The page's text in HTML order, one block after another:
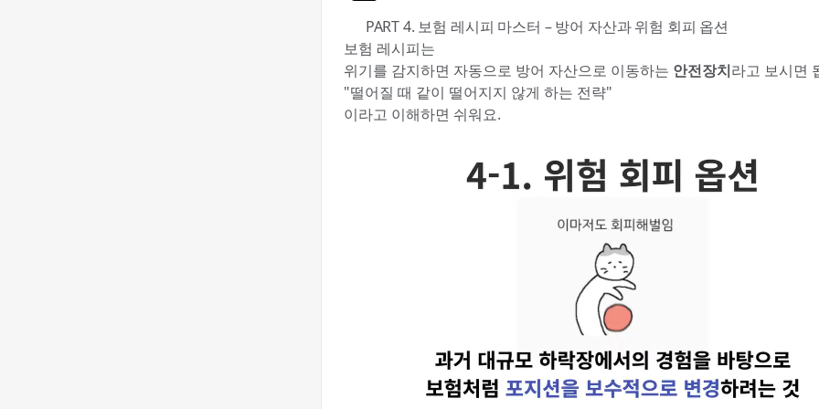
🟦 PART 4. 보험 레시피 마스터 – 방어 자산과 위험 회피 옵션
보험 레시피는
위기를 감지하면 자동으로 방어 자산으로 이동하는 안전장치라고 보시면
"떨어질 때 같이 떨어지지 않게 하는 전략"
이라고 이해하면 쉬워요.